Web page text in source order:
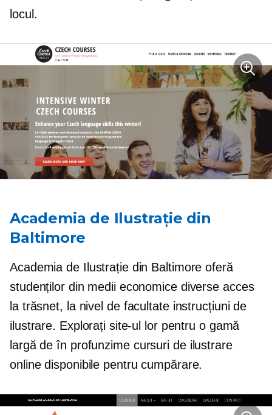
locul.
Academia de Ilustrație din
Baltimore
Academia de Ilustrație din Baltimore oferă
studenților din medii economice diverse acces
la trăsnet, la nivel de facultateinstrucțiuni de
ilustrare. Explorați site-ul lor pentru o gamă
largă deîn profunzimecursuri de ilustrare
online disponibile pentru cumpărare.